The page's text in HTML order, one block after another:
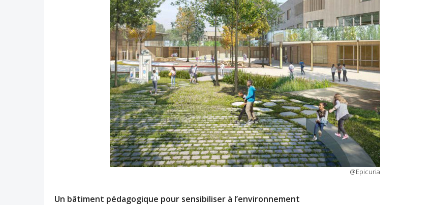
@Epicuria
Un bâtiment pédagogique pour sensibiliser à l’environnement